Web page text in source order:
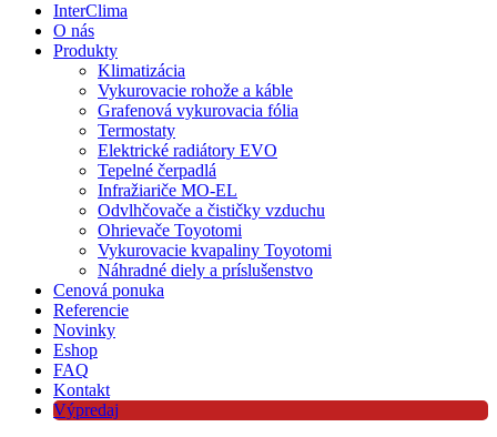
InterClima
O nás
Produkty
Klimatizácia
Vykurovacie rohože a káble
Grafenová vykurovacia fólia
Termostaty
Elektrické radiátory EVO
Tepelné čerpadlá
Infražiariče MO-EL
Odvlhčovače a čističky vzduchu
Ohrievače Toyotomi
Vykurovacie kvapaliny Toyotomi
Náhradné diely a príslušenstvo
Cenová ponuka
Referencie
Novinky
Eshop
FAQ
Kontakt
Výpredaj